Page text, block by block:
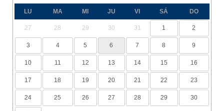
LU MA MI JU VI SÁ DO
27 28 29 30 31 1 2
3 4 5 6 7 8 9
10 11 12 13 14 15 16
17 18 19 20 21 22 23
24 25 26 27 28 29 30